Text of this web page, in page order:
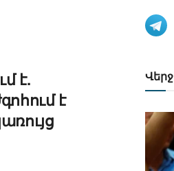
է.
է